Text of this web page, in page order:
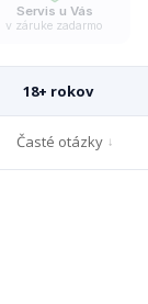
Servis u Vás
v záruke zadarmo
18+ rokov
Časté otázky